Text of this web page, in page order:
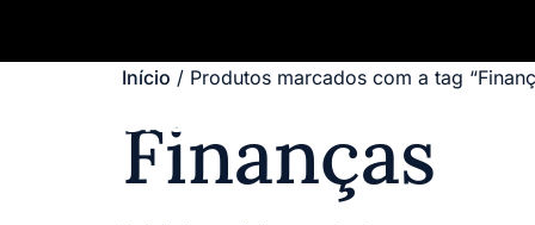
Início / Produtos marcados com a tag
Finanças